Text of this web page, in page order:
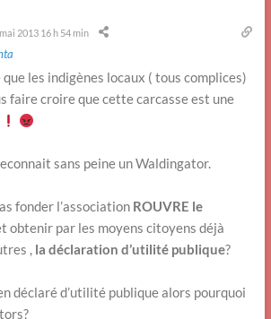
2013 16 h 54 min
les indigènes locaux ( tous complices)
faire croire que cette carcasse est une
sans peine un Waldingator.
fonder l’association ROUVRE le
obtenir par les moyens citoyens déjà
, la déclaration d’utilité publique?
déclaré d’utilité publique alors pourquoi